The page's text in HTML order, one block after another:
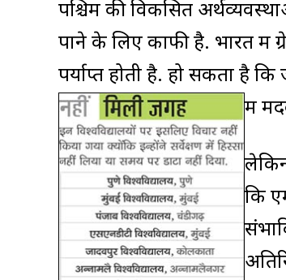
पश्चिम की विकसित
पाने के लिए काफी है. भारत में
पर्याप्त होती है. हो सकता है
में
कि